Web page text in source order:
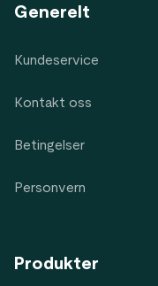
Generelt
Kundeservice
Kontakt oss
Betingelser
Personvern
Produkter